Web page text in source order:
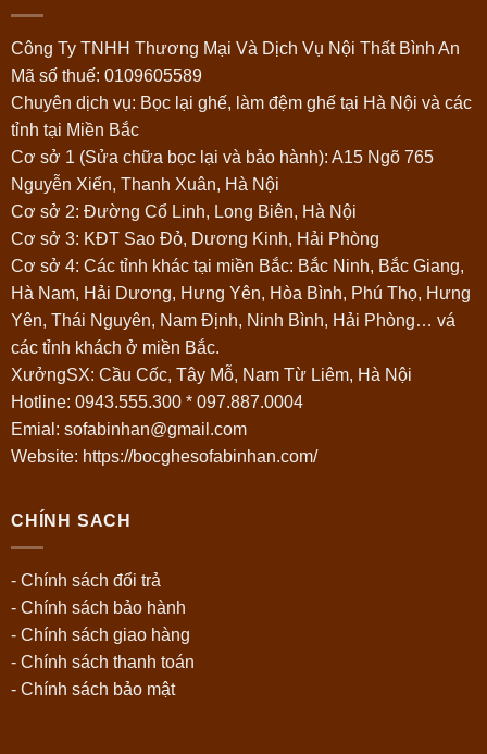
Công Ty TNHH Thương Mại Và Dịch Vụ Nội Thất Bình An
Mã số thuế: 0109605589
Chuyên dịch vụ: Bọc lại ghế, làm đệm ghế tại Hà Nội và các
tỉnh tại Miền Bắc
Cơ sở 1 (Sửa chữa bọc lại và bảo hành): A15 Ngõ 765
Nguyễn Xiển, Thanh Xuân, Hà Nội
Cơ sở 2: Đường Cổ Linh, Long Biên, Hà Nội
Cơ sở 3: KĐT Sao Đỏ, Dương Kinh, Hải Phòng
Cơ sở 4: Các tỉnh khác tại miền Bắc: Bắc Ninh, Bắc Giang,
Hà Nam, Hải Dương, Hưng Yên, Hòa Bình, Phú Thọ, Hưng
Yên, Thái Nguyên, Nam Định, Ninh Bình, Hải Phòng… vá
các tỉnh khách ở miền Bắc.
XưởngSX: Cầu Cốc, Tây Mỗ, Nam Từ Liêm, Hà Nội
Hotline: 0943.555.300 * 097.887.0004
Emial: sofabinhan@gmail.com
Website: https://bocghesofabinhan.com/
CHÍNH SACH
- Chính sách đổi trả
- Chính sách bảo hành
- Chính sách giao hàng
- Chính sách thanh toán
- Chính sách bảo mật